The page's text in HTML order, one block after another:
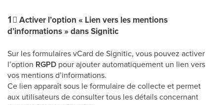
1⃣ Activer l’option « Lien vers les mentions
d’informations » dans Signitic
Sur les formulaires vCard de Signitic, vous pouvez activer
l’option RGPD pour ajouter automatiquement un lien vers
vos mentions d’informations.
Ce lien apparaît sous le formulaire de collecte et permet
aux utilisateurs de consulter tous les détails concernant